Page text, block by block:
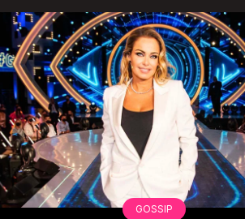
GOSSIP
VIRAL
Camilla Milanesi
“Addio cike mie, siete
grande famiglia per
FABIANO MINACCI